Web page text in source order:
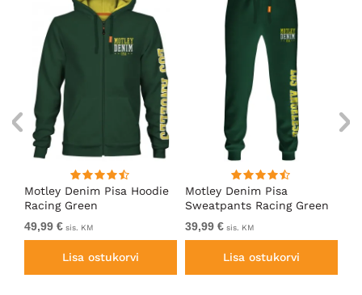
Motley Denim Pisa Hoodie
Racing Green
49,99 € sis. KM
Lisa ostukorvi
Motley Denim Pisa
Sweatpants Racing Green
39,99 € sis. KM
Lisa ostukorvi